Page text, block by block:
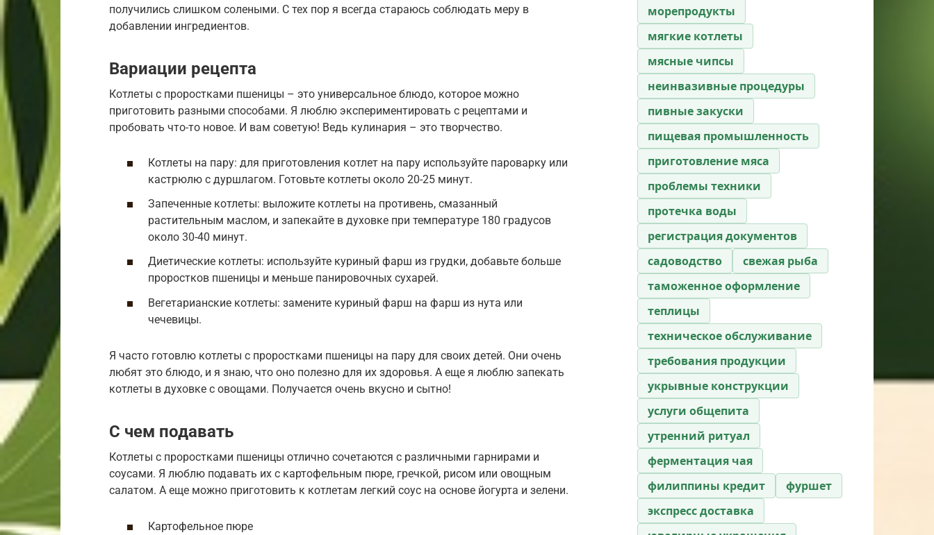
получились слишком солеными. С тех пор я всегда стараюсь соблюдать меру в
добавлении ингредиентов.
Вариации рецепта
Котлеты с проростками пшеницы – это универсальное блюдо, которое можно
приготовить разными способами. Я люблю экспериментировать с рецептами и
пробовать что-то новое. И вам советую! Ведь кулинария – это творчество.
Котлеты на пару: для приготовления котлет на пару используйте пароварку или
кастрюлю с дуршлагом. Готовьте котлеты около 20-25 минут.
Запеченные котлеты: выложите котлеты на противень, смазанный
растительным маслом, и запекайте в духовке при температуре 180 градусов
около 30-40 минут.
Диетические котлеты: используйте куриный фарш из грудки, добавьте больше
проростков пшеницы и меньше панировочных сухарей.
Вегетарианские котлеты: замените куриный фарш на фарш из нута или
чечевицы.
Я часто готовлю котлеты с проростками пшеницы на пару для своих детей. Они очень
любят это блюдо, и я знаю, что оно полезно для их здоровья. А еще я люблю запекать
котлеты в духовке с овощами. Получается очень вкусно и сытно!
С чем подавать
Котлеты с проростками пшеницы отлично сочетаются с различными гарнирами и
соусами. Я люблю подавать их с картофельным пюре, гречкой, рисом или овощным
салатом. А еще можно приготовить к котлетам легкий соус на основе йогурта и зелени.
Картофельное пюре
морепродукты
мягкие котлеты
мясные чипсы
неинвазивные процедуры
пивные закуски
пищевая промышленность
приготовление мяса
проблемы техники
протечка воды
регистрация документов
садоводство
свежая рыба
таможенное оформление
теплицы
техническое обслуживание
требования продукции
укрывные конструкции
услуги общепита
утренний ритуал
ферментация чая
филиппины кредит
фуршет
экспресс доставка